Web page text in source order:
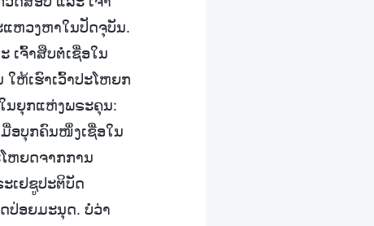
ແຫວງຫາໃນປັດຈຸບັນ.
ເຈົ້າສືບຕໍ່ເຊື່ອໃນ
ໃຫ້ເຮົາເວົ້າປະໂຫຍກ
ນຍຸກແຫ່ງພຣະຄຸນ:
ອບຸກຄົນໜຶ່ງເຊື່ອໃນ
ຫຍດຈາກການ
ເຢຊູປະຕິບັດ
ປ່ອຍມະນຸດ. ບໍ່ວ່າ